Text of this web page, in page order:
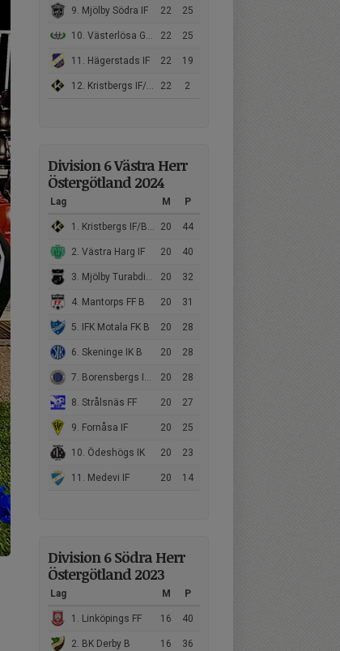
9. Mjölby Södra IF 22 25
10. Västerlösa GoIF/Malmslätts AIK B 22 25
11. Hägerstads IF 22 19
12. Kristbergs IF/Borens IK B 22 2
Division 6 Västra Herr
Östergötland 2024
Lag M P
1. Kristbergs IF/Borens IK B 20 44
2. Västra Harg IF 20 40
3. Mjölby Turabdin FC B/Mjölby Södra IF B 20 32
4. Mantorps FF B 20 31
5. IFK Motala FK B 20 28
6. Skeninge IK B 20 28
7. Borensbergs IF FK B 20 28
8. Strålsnäs FF 20 27
9. Fornåsa IF 20 25
10. Ödeshögs IK 20 23
11. Medevi IF 20 14
Division 6 Södra Herr
Östergötland 2023
Lag M P
1. Linköpings FF 16 40
2. BK Derby B 16 36